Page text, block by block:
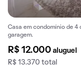
Casa em condomínio de 4
garagem.
R$ 12.000aluguel
R$ 13.370 total